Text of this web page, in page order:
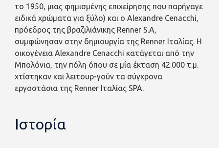
το 1950, μιας φημισμένης επιχείρησης που παρήγαγε
ειδικά χρώματα για ξύλο) και ο Alexandre Cenacchi,
πρόεδρος της βραζιλιάνικης Renner S.A,
συμφώνησαν στην δημιουργία της Renner Ιταλίας. Η
οικογένεια Alexandre Cenacchi κατάγεται από την
Μπολόνια, την πόλη όπου σε μία έκταση 42.000 τ.μ.
χτίστηκαν και λειτουρ-γούν τα σύγχρονα
εργοστάσια της Renner Ιταλίας SPA.
Ιστορία